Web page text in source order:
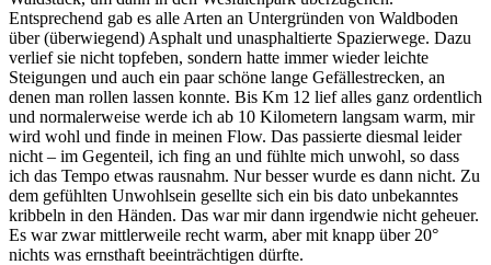
Entsprechend gab es alle Arten an Untergründen von Waldboden
über (überwiegend) Asphalt und unasphaltierte Spazierwege. Dazu
verlief sie nicht topfeben, sondern hatte immer wieder leichte
Steigungen und auch ein paar schöne lange Gefällestrecken, an
denen man rollen lassen konnte. Bis Km 12 lief alles ganz ordentlich
und normalerweise werde ich ab 10 Kilometern langsam warm, mir
wird wohl und finde in meinen Flow. Das passierte diesmal leider
nicht – im Gegenteil, ich fing an und fühlte mich unwohl, so dass
ich das Tempo etwas rausnahm. Nur besser wurde es dann nicht. Zu
dem gefühlten Unwohlsein gesellte sich ein bis dato unbekanntes
kribbeln in den Händen. Das war mir dann irgendwie nicht geheuer.
Es war zwar mittlerweile recht warm, aber mit knapp über 20°
nichts was ernsthaft beeinträchtigen dürfte.